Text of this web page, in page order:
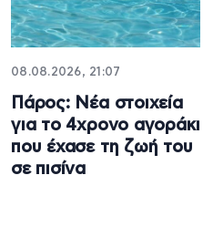
08.08.2026, 21:07
Πάρος: Νέα στοιχεία
για το 4χρονο αγοράκι
που έχασε τη ζωή του
σε πισίνα